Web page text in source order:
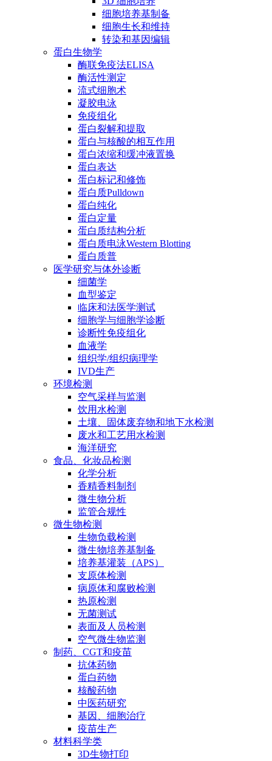
细胞培养基制备
细胞生长和维持
转染和基因编辑
蛋白生物学
酶联免疫法ELISA
酶活性测定
流式细胞术
凝胶电泳
免疫组化
蛋白裂解和提取
蛋白与核酸的相互作用
蛋白浓缩和缓冲液置换
蛋白表达
蛋白标记和修饰
蛋白质Pulldown
蛋白纯化
蛋白定量
蛋白质结构分析
蛋白质电泳Western Blotting
蛋白质普
医学研究与体外诊断
细菌学
血型鉴定
临床和法医学测试
细胞学与细胞学诊断
诊断性免疫组化
血液学
组织学/组织病理学
IVD生产
环境检测
空气采样与监测
饮用水检测
土壤、固体废弃物和地下水检测
废水和工艺用水检测
海洋研究
食品、化妆品检测
化学分析
香精香料制剂
微生物分析
监管合规性
微生物检测
生物负载检测
微生物培养基制备
培养基灌装（APS）
支原体检测
病原体和腐败检测
热原检测
无菌测试
表面及人员检测
空气微生物监测
制药、CGT和疫苗
抗体药物
蛋白药物
核酸药物
中医药研究
基因、细胞治疗
疫苗生产
材料科学类
3D生物打印